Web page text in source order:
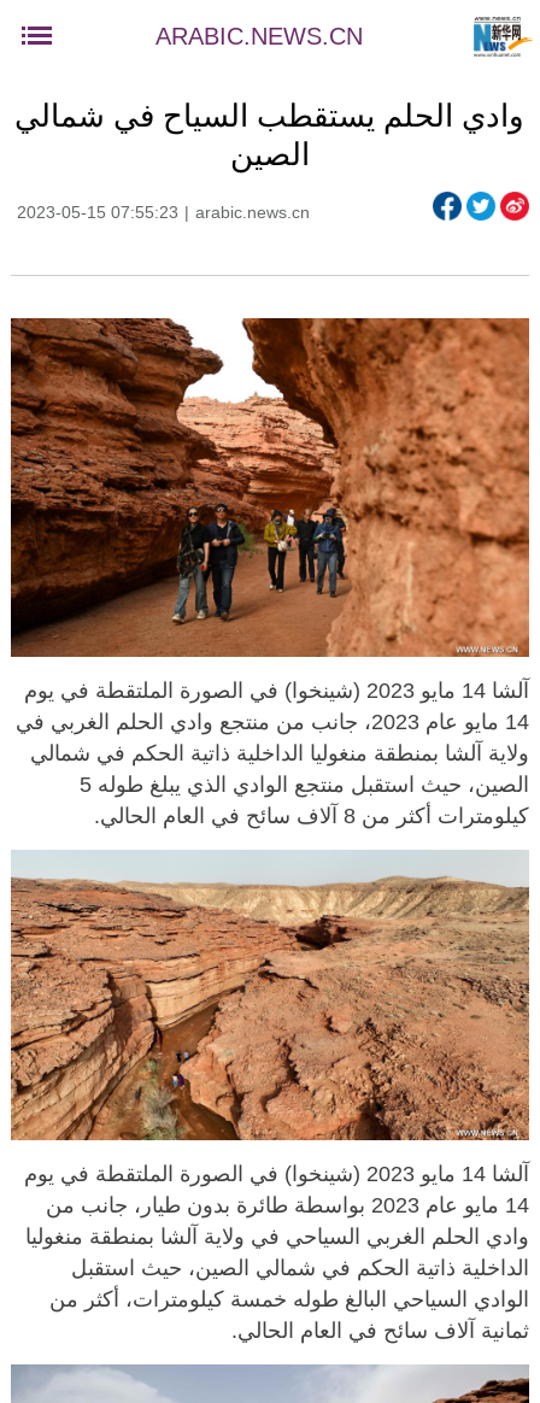
ARABIC.NEWS.CN
وادي الحلم يستقطب السياح في شمالي
الصين
2023-05-15 07:55:23 | arabic.news.cn
آلشا 14 مايو 2023 (شينخوا) في الصورة الملتقطة في يوم
14 مايو عام 2023، جانب من منتجع وادي الحلم الغربي في
ولاية آلشا بمنطقة منغوليا الداخلية ذاتية الحكم في شمالي
الصين، حيث استقبل منتجع الوادي الذي يبلغ طوله 5
كيلومترات أكثر من 8 آلاف سائح في العام الحالي.
آلشا 14 مايو 2023 (شينخوا) في الصورة الملتقطة في يوم
14 مايو عام 2023 بواسطة طائرة بدون طيار، جانب من
وادي الحلم الغربي السياحي في ولاية آلشا بمنطقة منغوليا
الداخلية ذاتية الحكم في شمالي الصين، حيث استقبل
الوادي السياحي البالغ طوله خمسة كيلومترات، أكثر من
ثمانية آلاف سائح في العام الحالي.